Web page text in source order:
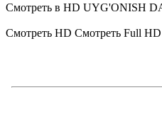
Смотреть в HD UYG'ONISH
Смотреть HD Смотреть Full HD